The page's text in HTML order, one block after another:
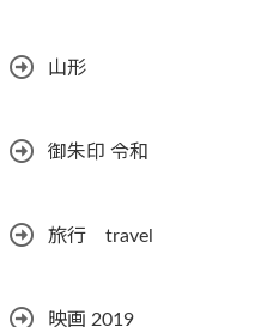
山形
御朱印 令和
旅行 travel
映画 2019